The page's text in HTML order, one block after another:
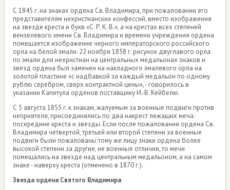
С 1845 г. на знаках ордена Св. Владимира, при пожаловании его
представителям нехристианских конфессий, вместо изображения
на звезде креста и букв «С. Р. К. В.», а на крестах всех степеней
вензелевого имени Св. Владимира и времени учреждения ордена
помещается изображение черного императорского российского
орла на белой эмали. 22 ноября 1858 г. рисунок двуглавого орла
по эмали для нехристиан на центральных медальонах знаков и
звезд ордена был заменен на накладного эмалевого орла на
золотой пластине «с надбавкой за каждый медальон по одному
рублю серебром, сверх контрактной цены», - говорилось в
указании Капитула орденов поставщику И.-В. Кейбелю.
С 5 августа 1855 г. к знакам, жалуемым за военные подвиги против
неприятеля, присоединялись по два накрест лежащих меча:
посередине креста и звезды. Если после пожалования ордена Св.
Владимира четвертой, третьей или второй степени за военные
подвиги были пожалованы тому же лицу знаки ордена более
высокой степени за другие, не военные отличия, то мечи
помещались на звезде над центральным медальоном, а на самом
знаке - наверху креста (отменено в 1870 г.).
Звезда ордена Святого Владимира